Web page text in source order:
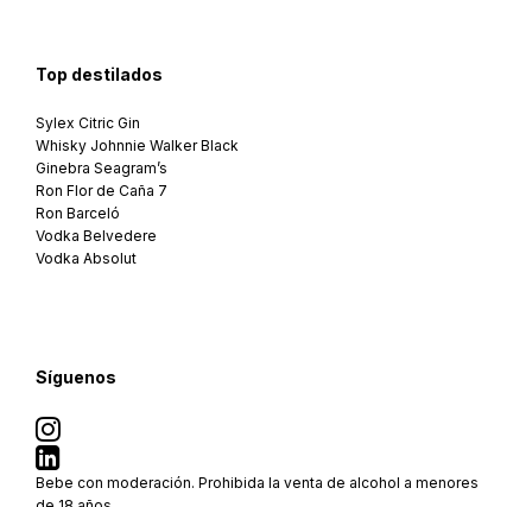
Top destilados
Sylex Citric Gin
Whisky Johnnie Walker Black
Ginebra Seagram’s
Ron Flor de Caña 7
Ron Barceló
Vodka Belvedere
Vodka Absolut
Síguenos
Bebe con moderación. Prohibida la venta de alcohol a menores